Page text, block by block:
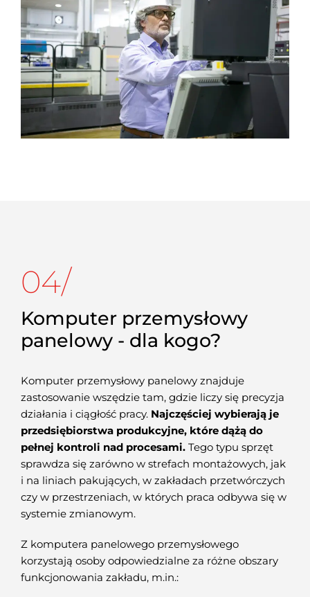
04/
Komputer przemysłowy
panelowy - dla kogo?
Komputer przemysłowy panelowy znajduje
zastosowanie wszędzie tam, gdzie liczy się precyzja
działania i ciągłość pracy. Najczęściej wybierają je
przedsiębiorstwa produkcyjne, które dążą do
pełnej kontroli nad procesami. Tego typu sprzęt
sprawdza się zarówno w strefach montażowych, jak
i na liniach pakujących, w zakładach przetwórczych
czy w przestrzeniach, w których praca odbywa się w
systemie zmianowym.
Z komputera panelowego przemysłowego
korzystają osoby odpowiedzialne za różne obszary
funkcjonowania zakładu, m.in.: